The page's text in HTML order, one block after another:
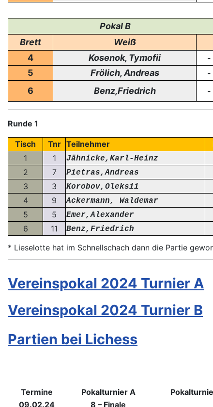
Pokal B
Brett
Weiß
4
Kosenok, Tymofii -
5
Frölich, Andreas -
6
Benz,Friedrich -
Runde 1
Tisch Tnr Teilnehmer
1
1 Jähnicke,Karl-Heinz
2
7 Pietras,Andreas
3
3 Korobov,Oleksii
4
9 Ackermann, Waldemar
5
5 Emer,Alexander
6
11 Benz,Friedrich
* Lieselotte hat im Schnellschach dann die Partie
Vereinspokal 2024 Turnier A
Vereinspokal 2024 Turnier B
Partien bei Lichess
Termine Pokalturnier A
09.02.24
8 – Finale